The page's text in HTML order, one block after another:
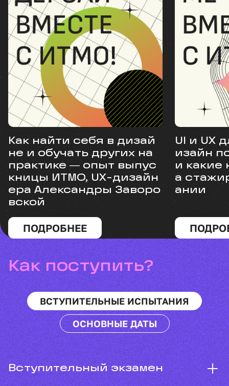
Как найти себя в дизай
не и обучать других на
практике ― опыт выпус
кницы ИТМО, UX-дизайн
ера Александры Заворо
вской
ПОДРОБНЕЕ
UI и UX
изайн
и какие
а
ании
Как поступить?
ВСТУПИТЕЛЬНЫЕ ИСПЫТАНИЯ
ОСНОВНЫЕ ДАТЫ
Вступительный экзамен